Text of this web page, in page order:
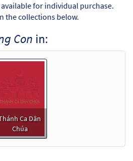
for individual purchase.
the collections below.
Con in:
Ca Dân
Chúa